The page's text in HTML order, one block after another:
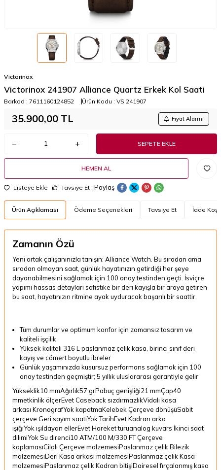
Victorinox
Victorinox 241907 Alliance Quartz Erkek Kol Saati
Barkod : 7611160124852 Ürün Kodu : VS 241907
35.900,00 TL Fiyat Alarmı
SEPETE EKLE
HEMEN AL
Listeye Ekle Tavsiye Et Paylaş
Ürün Açıklaması Ödeme Seçenekleri Tavsiye Et İade
Zamanın Özü
Yeni ortak çalışanınızla tanışın: Alliance Watch. Bu sıradan ama
sıradan olmayan saat, günlük hayatınızın getirdiği her şeye
dayanabilmesini sağlamak için 100 onay testinden geçti. İsviçre
yapımı hassas detayları sofistike bir deri kayışla bir araya getiren
bu saat, hayatınızın ritmine ayak uyduracak başarılı bir saattir.
Tüm durumlar ve optimum konfor için zamansız tasarım ve
kaliteli işçilik
Yüksek kaliteli 316 L paslanmaz çelik kasa, birinci sınıf deri
kayış ve cömert boyutlu ibreler
Günlük yaşamınızda kusursuz performans sağlamak için 100
onay testinden geçmiştir; 5 yıllık uluslararası garantiyle gelir
Yükseklik10 mmAğırlık57 grPabuç genişliği21 mmÇap40
mmetkinlik ölçerEvet Caseback sızdırmazlıkVidalı kasa
arkası KronografYok kapatmaKelebek Çerçeve dönüşüSabit
çerçeve Geri sayım saatiYok TarihEvet Kadran arka
ışığıYok ışıldayan ellerEvet Hareket türüanalog kuvars İkinci saat
dilimiYok Su direnci10 ATM/100 M/330 FT Çerçeve
kaplamasıCilalı Çerçeve malzemesiPaslanmaz çelik Bilezik
malzemesiDeri Kasa arkası malzemesiPaslanmaz çelik Kasa
malzemesiPaslanmaz çelik Kadran bitişiDairesel fırçalanmış kasa